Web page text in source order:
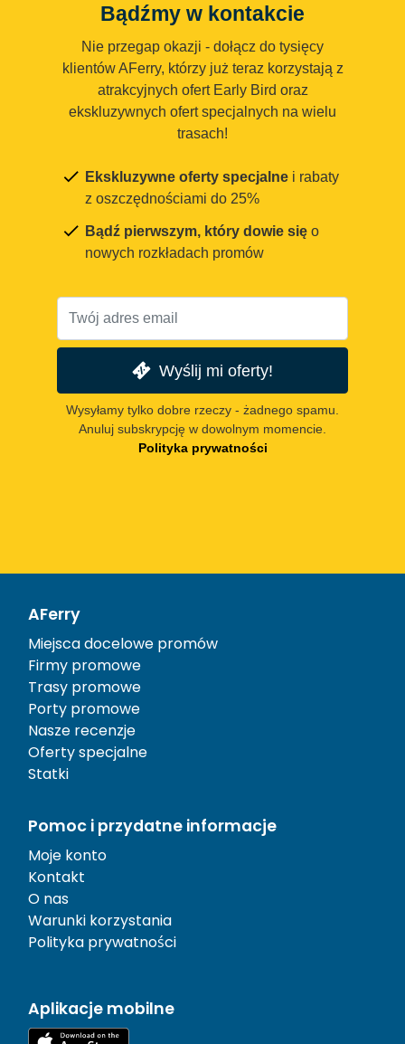
Bądźmy w kontakcie
Nie przegap okazji - dołącz do tysięcy
klientów AFerry, którzy już teraz korzystają z
atrakcyjnych ofert Early Bird oraz
ekskluzywnych ofert specjalnych na wielu
trasach!
Ekskluzywne oferty specjalne i rabaty
z oszczędnościami do 25%
Bądź pierwszym, który dowie się o
nowych rozkładach promów
Wyślij mi oferty!
Wysyłamy tylko dobre rzeczy - żadnego spamu.
Anuluj subskrypcję w dowolnym momencie.
Polityka prywatności
AFerry
Miejsca docelowe promów
Firmy promowe
Trasy promowe
Porty promowe
Nasze recenzje
Oferty specjalne
Statki
Pomoc i przydatne informacje
Moje konto
Kontakt
O nas
Warunki korzystania
Polityka prywatności
Aplikacje mobilne